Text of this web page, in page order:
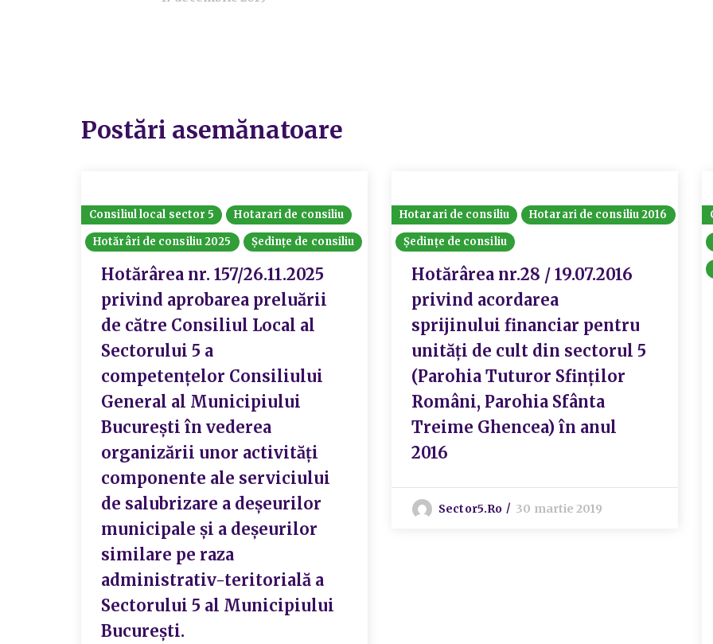
Postări asemănatoare
Consiliul local sector 5
Hotarari de consiliu
Hotărâri de consiliu 2025
Ședințe de consiliu
Hotărârea nr. 157/26.11.2025
privind aprobarea preluării
de către Consiliul Local al
Sectorului 5 a
competențelor Consiliului
General al Municipiului
București în vederea
organizării unor activități
componente ale serviciului
de salubrizare a deșeurilor
municipale și a deșeurilor
similare pe raza
administrativ-teritorială a
Sectorului 5 al Municipiului
București.
Hotarari de consiliu
Hotarari de consiliu 2016
Ședințe de consiliu
Hotărârea nr.28 / 19.07.2016
privind acordarea
sprijinului financiar pentru
unități de cult din sectorul 5
(Parohia Tuturor Sfinților
Români, Parohia Sfânta
Treime Ghencea) în anul
2016
Sector5.ro 30 martie 2019